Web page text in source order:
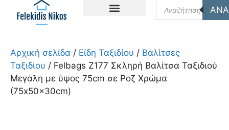
Αρχική σελίδα / Είδη Ταξιδίου / Βαλίτσες
Ταξιδίου / Felbags Z177 Σκληρή Βαλίτσα Ταξιδιού
Μεγάλη με ύψος 75cm σε Ροζ Χρώμα
(75x50x30cm)